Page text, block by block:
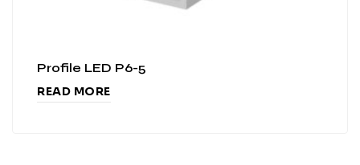
Profile LED P6-5
READ MORE